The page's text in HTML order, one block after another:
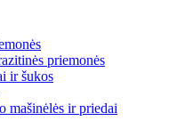
priemonės
ir šukos
mašinėlės ir priedai